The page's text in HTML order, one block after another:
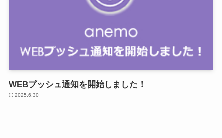
WEBプッシュ通知を開始しました！
2025.6.30